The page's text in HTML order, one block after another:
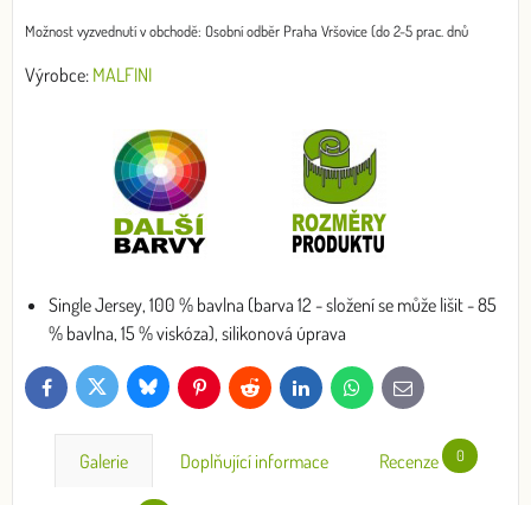
Osobní odběr Praha Vršovice (do 2-5 prac. dnů
Výrobce: MALFINI
Single Jersey, 100 % bavlna (barva 12 - složení se může lišit - 85
% bavlna, 15 % viskóza), silikonová úprava
FacebookTwitter Bluesky PinterestReddit LinkedInWhatsApp
E-
mail
Galerie Doplňující informace Recenze 0